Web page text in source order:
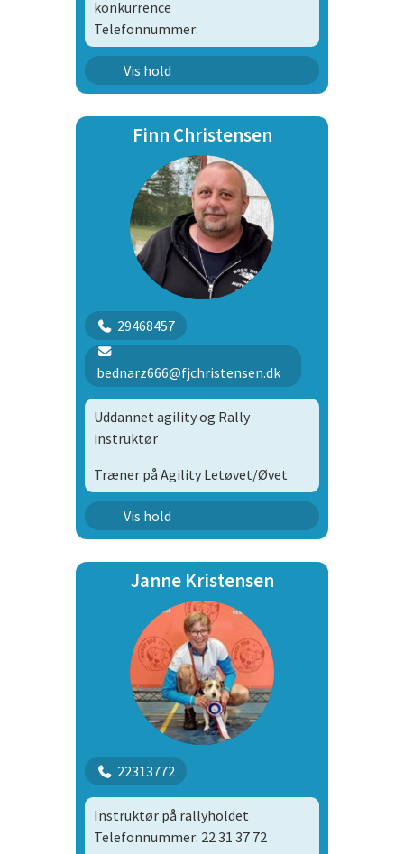
konkurrence
Telefonnummer:
Vis hold
Lydighed DcH Program
Finn Christensen
29468457
bednarz666@fjchristensen.dk
Uddannet agility og Rally
instruktør
Træner på Agility Letøvet/Øvet
Vis hold
Agility Hold Begynder
Janne Kristensen
22313772
Instruktør på rallyholdet
Telefonnummer: 22 31 37 72